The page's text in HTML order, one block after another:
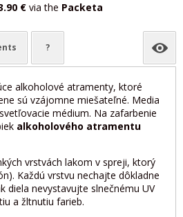
€ via the Packeta
?
alkoholové atramenty, ktoré
sú vzájomne miešateľné. Media
médium. Na zafarbenie
alkoholového atramentu
vrstvách lakom v spreji, ktorý
Každú vrstvu nechajte dôkladne
diela nevystavujte slnečnému UV
a žltnutiu farieb.